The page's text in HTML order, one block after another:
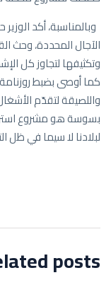
وبالمناسبة، أكد
الآجال المحددة، وحث
وتكثيفها لتجاوز كل
كما أوصى بضبط
واللصيقة لتقدّم
بسوسة هو مشروع
لبلادنا لا سيما في ظل
posts